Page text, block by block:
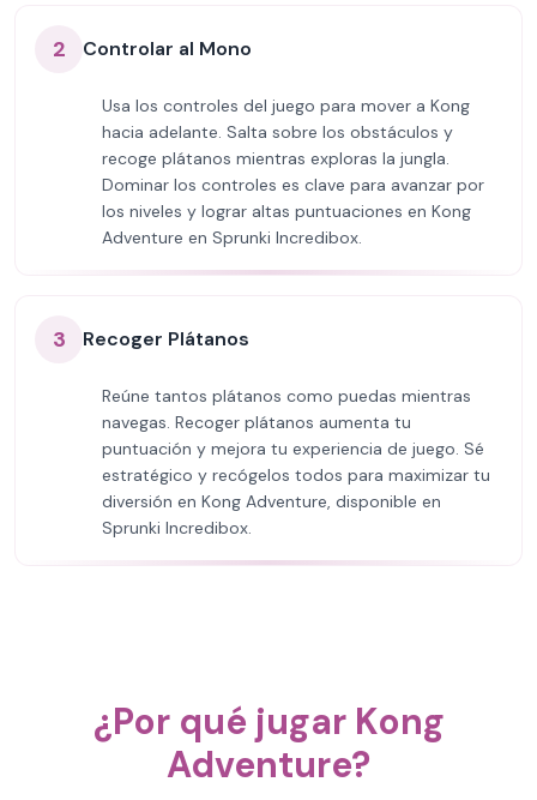
2 Controlar al Mono
Usa los controles del juego para mover a Kong
hacia adelante. Salta sobre los obstáculos y
recoge plátanos mientras exploras la jungla.
Dominar los controles es clave para avanzar por
los niveles y lograr altas puntuaciones en Kong
Adventure en Sprunki Incredibox.
3 Recoger Plátanos
Reúne tantos plátanos como puedas mientras
navegas. Recoger plátanos aumenta tu
puntuación y mejora tu experiencia de juego. Sé
estratégico y recógelos todos para maximizar tu
diversión en Kong Adventure, disponible en
Sprunki Incredibox.
¿Por qué jugar Kong
Adventure?